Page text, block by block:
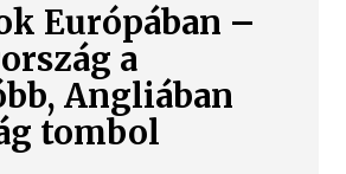
Európában –
a
Angliában
tombol